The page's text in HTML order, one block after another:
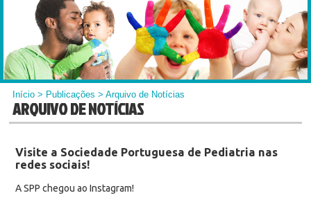
Início > Publicações > Arquivo de Notícias
ARQUIVO DE NOTÍCIAS
Visite a Sociedade Portuguesa de Pediatria nas
redes sociais!
A SPP chegou ao Instagram!